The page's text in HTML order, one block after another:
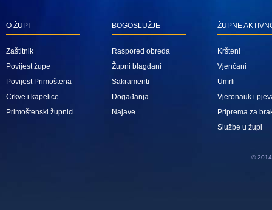
O ŽUPI
Zaštitnik
Povijest župe
Povijest Primoštena
Crkve i kapelice
Primoštenski župnici
BOGOSLUŽJE
Raspored obreda
Župni blagdani
Sakramenti
Događanja
Najave
ŽUPNE
Kršteni
Vjenčani
Umrli
Vjeronauk i
Priprema za
Službe u župi
© 2014